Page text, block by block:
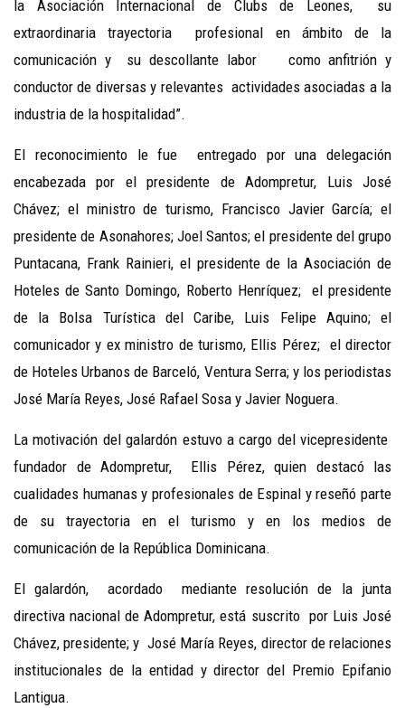
la Asociación Internacional de Clubs de Leones, su
extraordinaria trayectoria profesional en ámbito de la
comunicación y su descollante labor como anfitrión y
conductor de diversas y relevantes actividades asociadas a la
industria de la hospitalidad”.
El reconocimiento le fue entregado por una delegación
encabezada por el presidente de Adompretur, Luis José
Chávez; el ministro de turismo, Francisco Javier García; el
presidente de Asonahores; Joel Santos; el presidente del grupo
Puntacana, Frank Rainieri, el presidente de la Asociación de
Hoteles de Santo Domingo, Roberto Henríquez; el presidente
de la Bolsa Turística del Caribe, Luis Felipe Aquino; el
comunicador y ex ministro de turismo, Ellis Pérez; el director
de Hoteles Urbanos de Barceló, Ventura Serra; y los periodistas
José María Reyes, José Rafael Sosa y Javier Noguera.
La motivación del galardón estuvo a cargo del vicepresidente
fundador de Adompretur, Ellis Pérez, quien destacó las
cualidades humanas y profesionales de Espinal y reseñó parte
de su trayectoria en el turismo y en los medios de
comunicación de la República Dominicana.
El galardón, acordado mediante resolución de la junta
directiva nacional de Adompretur, está suscrito por Luis José
Chávez, presidente; y José María Reyes, director de relaciones
institucionales de la entidad y director del Premio Epifanio
Lantigua.